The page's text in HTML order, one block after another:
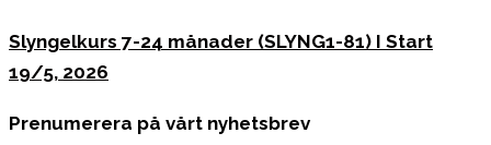
Slyngelkurs 7-24 månader (SLYNG1-81) I Start
19/5, 2026
Prenumerera på vårt nyhetsbrev